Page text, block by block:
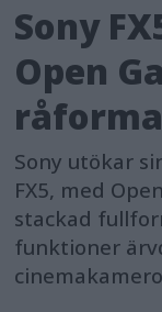
Sony
Open
Sony utökar
FX5, med
stackad
funktioner